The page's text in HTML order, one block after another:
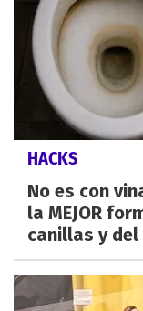
HACKS
No es con
la MEJOR
canillas y